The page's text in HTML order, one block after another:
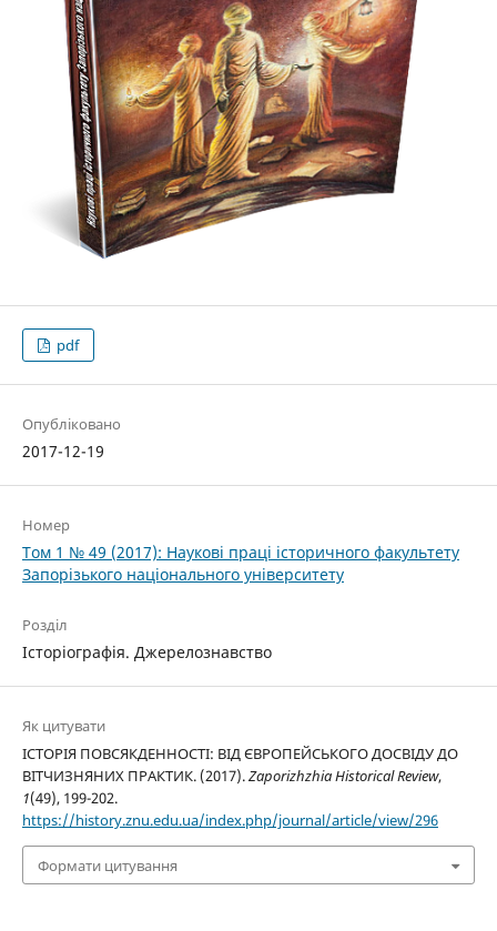
pdf
Опубліковано
2017-12-19
Номер
Том 1 № 49 (2017): Наукові праці історичного факультету
Запорізького національного університету
Розділ
Історіографія. Джерелознавство
Як цитувати
ІСТОРІЯ ПОВСЯКДЕННОСТІ: ВІД ЄВРОПЕЙСЬКОГО ДОСВІДУ ДО
ВІТЧИЗНЯНИХ ПРАКТИК. (2017).Zaporizhzhia Historical Review,
1(49), 199-202.
https://history.znu.edu.ua/index.php/journal/article/view/296
Формати цитування